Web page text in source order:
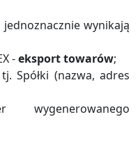
wynikają
-eksport towarów;
Spółki (nazwa, adres
wygenerowanego